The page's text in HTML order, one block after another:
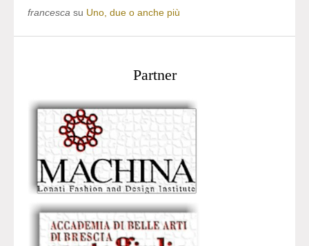
francesca su Uno, due o anche più
Partner